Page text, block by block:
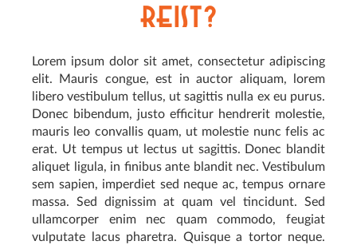
reist?
Lorem ipsum dolor sit amet, consectetur adipiscing
elit. Mauris congue, est in auctor aliquam, lorem
libero vestibulum tellus, ut sagittis nulla ex eu purus.
Donec bibendum, justo efficitur hendrerit molestie,
mauris leo convallis quam, ut molestie nunc felis ac
erat. Ut tempus ut lectus ut sagittis. Donec blandit
aliquet ligula, in finibus ante blandit nec. Vestibulum
sem sapien, imperdiet sed neque ac, tempus ornare
massa. Sed dignissim at quam vel tincidunt. Sed
ullamcorper enim nec quam commodo, feugiat
vulputate lacus pharetra. Quisque a tortor neque.